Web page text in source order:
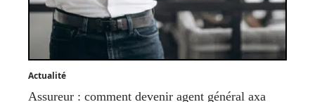
Actualité
Assureur : comment devenir agent général axa